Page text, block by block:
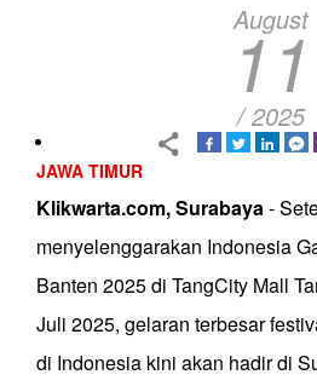
August
11
/ 2025
JAWA TIMUR
Klikwarta.com, Surabaya-
menyelenggarakan Indonesia
Banten 2025 di TangCity Mall
Juli 2025, gelaran terbesar
di Indonesia kini akan hadir di